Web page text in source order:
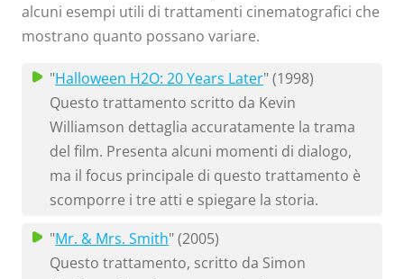
alcuni esempi utili di trattamenti cinematografici che
mostrano quanto possano variare.
"Halloween H2O: 20 Years Later" (1998)
Questo trattamento scritto da Kevin
Williamson dettaglia accuratamente la trama
del film. Presenta alcuni momenti di dialogo,
ma il focus principale di questo trattamento è
scomporre i tre atti e spiegare la storia.
"Mr. & Mrs. Smith" (2005)
Questo trattamento, scritto da Simon